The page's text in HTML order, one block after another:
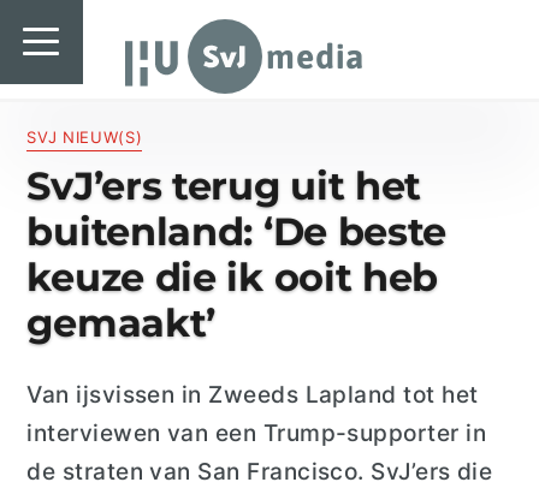
SvJ media
SVJ NIEUW(S)
SvJ’ers terug uit het
buitenland: ‘De beste
keuze die ik ooit heb
gemaakt’
Van ijsvissen in Zweeds Lapland tot het
interviewen van een Trump-supporter in
de straten van San Francisco. SvJ’ers die
SvJ media
Landelijk
Regionaal
Specials & International
In de praktijk
Introductiefestival
Agenda & Vacatures